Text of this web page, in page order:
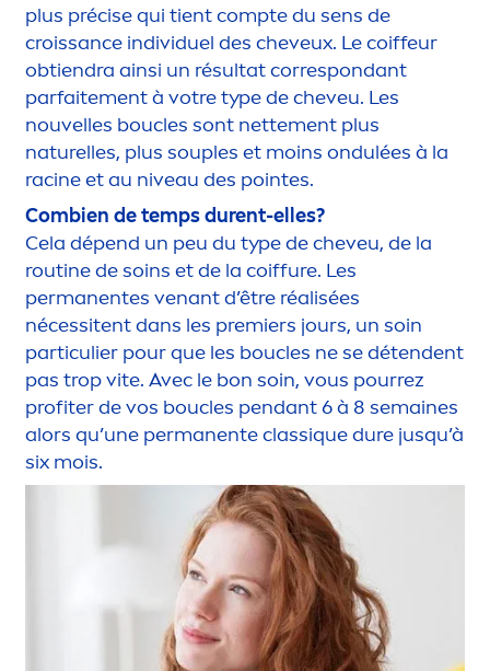
plus précise qui tient compte du sens de
croissance individuel des cheveux. Le coiffeur
obtiendra ainsi un résultat correspondant
parfaitement à votre type de cheveu. Les
nouvelles boucles sont nettement plus
naturelles, plus souples et moins ondulées à la
racine et au niveau des pointes.
Combien de temps durent-elles?
Cela dépend un peu du type de cheveu, de la
routine de soins et de la coiffure. Les
permanentes venant d’être réalisées
nécessitent dans les premiers jours, un soin
particulier pour que les boucles ne se détendent
pas trop vite. Avec le bon soin, vous pourrez
profiter de vos boucles pendant 6 à 8 semaines
alors qu’une permanente classique dure jusqu’à
six mois.